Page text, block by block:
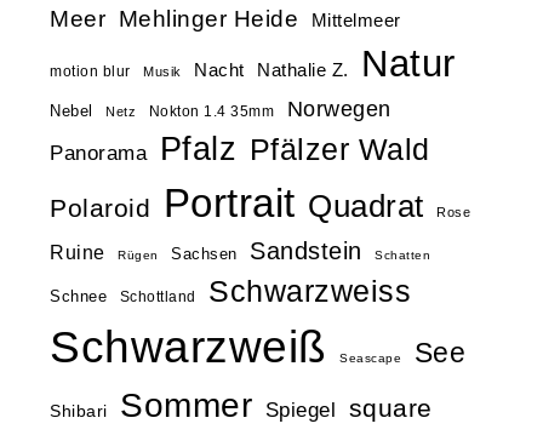
Meer Mehlinger Heide Mittelmeer
motion blur Musik Nacht Nathalie Z. Natur
Nebel Netz Nokton 1.4 35mm Norwegen
Panorama Pfalz Pfälzer Wald
Polaroid Portrait Quadrat Rose
Ruine Rügen Sachsen Sandstein Schatten
Schnee Schottland Schwarzweiss
Schwarzweiß Seascape See
Shibari Sommer Spiegel square